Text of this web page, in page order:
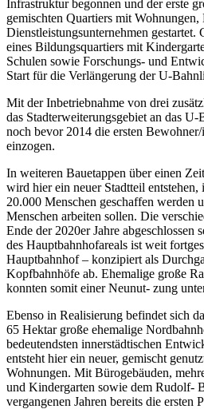
Infrastruktur begonnen und der erste
gemischten Quartiers mit
Dienstleistungsunternehmen
eines Bildungsquartiers mit
Schulen sowie Forschungs- und
Start für die Verlängerung der U-
Mit der Inbetriebnahme von drei
das Stadterweiterungsgebiet an das U-
noch bevor 2014 die ersten
einzogen.
In weiteren Bauetappen über einen
wird hier ein neuer Stadtteil
20.000 Menschen geschaffen werden
Menschen arbeiten sollen. Die
Ende der 2020er Jahre
des Hauptbahnhofareals ist weit
Hauptbahnhof – konzipiert als
Kopfbahnhöfe ab. Ehemalige große
konnten somit einer Neunut- zung
Ebenso in Realisierung befindet sich
65 Hektar große ehemalige
bedeutendsten innerstädtischen
entsteht hier ein neuer, gemischt
Wohnungen. Mit Bürogebäuden,
und Kindergarten sowie dem Rudolf-
vergangenen Jahren bereits die ersten